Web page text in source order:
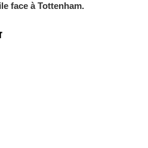
face à Tottenham.